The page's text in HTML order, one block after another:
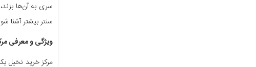
سری به آن‌ها
سنتر بیشتر آشنا
ویژگی و معرفی
مرکز خرید نخیل